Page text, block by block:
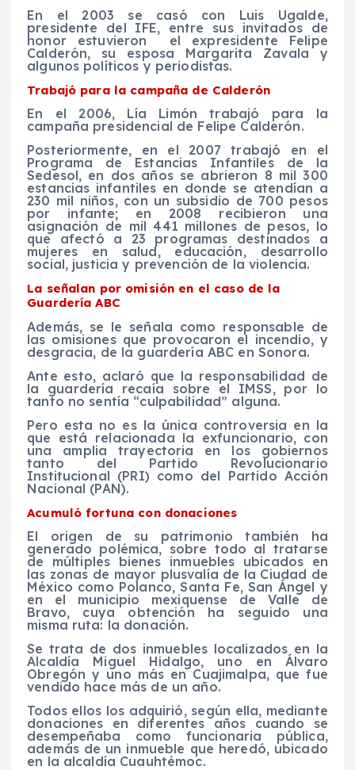
En el 2003 se casó con Luis Ugalde,
presidente del IFE, entre sus invitados de
honor estuvieron el expresidente Felipe
Calderón, su esposa Margarita Zavala y
algunos políticos y periodistas.
Trabajó para la campaña de Calderón
En el 2006, Lía Limón trabajó para la
campaña presidencial de Felipe Calderón.
Posteriormente, en el 2007 trabajó en el
Programa de Estancias Infantiles de la
Sedesol, en dos años se abrieron 8 mil 300
estancias infantiles en donde se atendían a
230 mil niños, con un subsidio de 700 pesos
por infante; en 2008 recibieron una
asignación de mil 441 millones de pesos, lo
que afectó a 23 programas destinados a
mujeres en salud, educación, desarrollo
social, justicia y prevención de la violencia.
La señalan por omisión en el caso de la
Guardería ABC
Además, se le señala como responsable de
las omisiones que provocaron el incendio, y
desgracia, de la guardería ABC en Sonora.
Ante esto, aclaró que la responsabilidad de
la guardería recaía sobre el IMSS, por lo
tanto no sentía “culpabilidad” alguna.
Pero esta no es la única controversia en la
que está relacionada la exfuncionario, con
una amplia trayectoria en los gobiernos
tanto del Partido Revolucionario
Institucional (PRI) como del Partido Acción
Nacional (PAN).
Acumuló fortuna con donaciones
El origen de su patrimonio también ha
generado polémica, sobre todo al tratarse
de múltiples bienes inmuebles ubicados en
las zonas de mayor plusvalía de la Ciudad de
México como Polanco, Santa Fe, San Ángel y
en el municipio mexiquense de Valle de
Bravo, cuya obtención ha seguido una
misma ruta: la donación.
Se trata de dos inmuebles localizados en la
Alcaldía Miguel Hidalgo, uno en Álvaro
Obregón y uno más en Cuajimalpa, que fue
vendido hace más de un año.
Todos ellos los adquirió, según ella, mediante
donaciones en diferentes años cuando se
desempeñaba como funcionaria pública,
además de un inmueble que heredó, ubicado
en la alcaldía Cuauhtémoc.